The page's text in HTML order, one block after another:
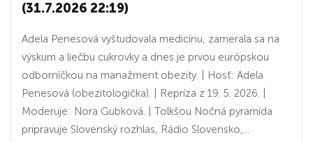
(31.7.2026 22:19)
Adela Penesová vyštudovala medicínu, zamerala sa na
výskum a liečbu cukrovky a dnes je prvou európskou
odborníčkou na manažment obezity. | Hosť: Adela
Penesová (obezitologička). | Repríza z 19. 5. 2026. |
Moderuje: Nora Gubková. | Tolkšou Nočná pyramída
pripravuje Slovenský rozhlas, Rádio Slovensko,...